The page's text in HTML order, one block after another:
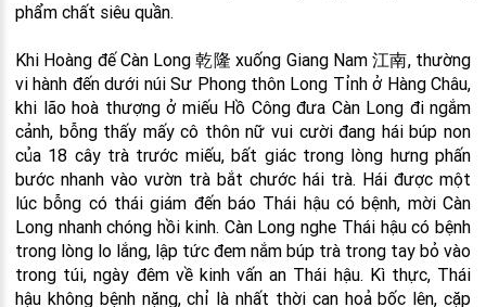
phẩm chất siêu quần.
Khi Hoàng đế Càn Long 乾隆 xuống Giang Nam 江南, thường
vi hành đến dưới núi Sư Phong thôn Long Tỉnh ở Hàng Châu,
khi lão hoà thượng ở miếu Hồ Công đưa Càn Long đi ngắm
cảnh, bỗng thấy mấy cô thôn nữ vui cười đang hái búp non
của 18 cây trà trước miếu, bất giác trong lòng hưng phấn
bước nhanh vào vườn trà bắt chước hái trà. Hái được một
lúc bỗng có thái giám đến báo Thái hậu có bệnh, mời Càn
Long nhanh chóng hồi kinh. Càn Long nghe Thái hậu có bệnh
trong lòng lo lắng, lập tức đem nắm búp trà trong tay bỏ vào
trong túi, ngày đêm về kinh vấn an Thái hậu. Kì thực, Thái
hậu không bệnh nặng, chỉ là nhất thời can hoả bốc lên, cặp